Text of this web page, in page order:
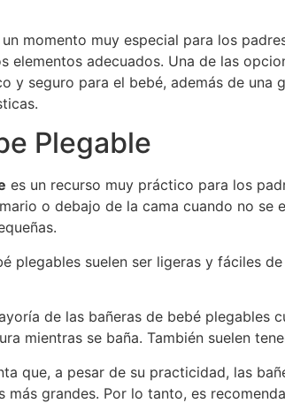
momento muy especial para los
elementos adecuados. Una de las
y seguro para el bebé, además de
Plegable
es un recurso muy práctico para los
o debajo de la cama cuando no
plegables suelen ser ligeras y fáciles
de las bañeras de bebé
mientras se baña. También suelen
que, a pesar de su practicidad, las
más grandes. Por lo tanto, es